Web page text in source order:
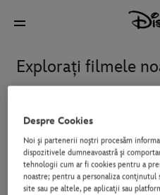
Explorați filmele
Titluri Disney+ și
Avengers: Doomsday
Despre Cookies
Noi şi partenerii noştri procesăm
dispozitivele dumneavoastră şi
tehnologii cum ar fi cookies pentru a
noastre; pentru a personaliza conţinutul
site sau pe altele, pe aplicaţii sau